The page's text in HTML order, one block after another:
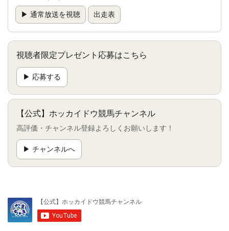
▶ 通常放送を視聴 出走表
視聴者限定プレゼント応募はこちら
▶ 応募する
【公式】ホッカイドウ競馬チャンネル
高評価・チャンネル登録よろしくお願いします！
▶ チャンネルへ